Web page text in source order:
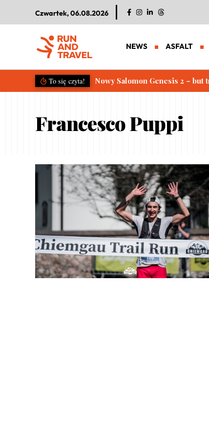
Czwartek, 06.08.2026
NEWS ASFALT
To się czyta! Nowy Salomon Genesis 2 – but
Francesco Puppi